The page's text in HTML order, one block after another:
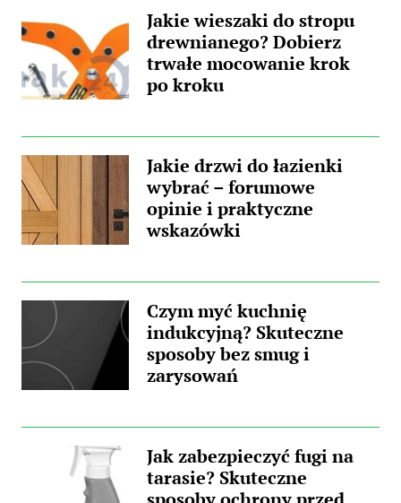
położona kostka zaczyna...Jakie wieszaki do stropu
drewnianego? Dobierz
trwałe mocowanie krok
po kroku
Jakie drzwi do łazienki
wybrać – forumowe
opinie i praktyczne
wskazówki
Czym myć kuchnię
indukcyjną? Skuteczne
sposoby bez smug i
zarysowań
Jak zabezpieczyć fugi na
tarasie? Skuteczne